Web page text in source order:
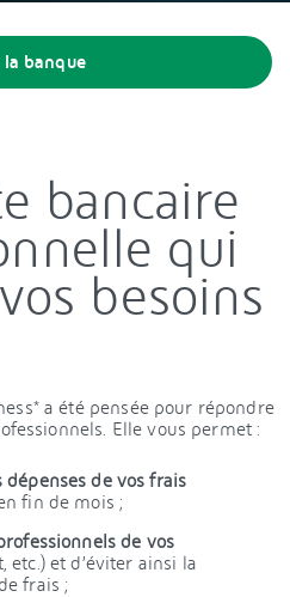
banque
bancaire
qui
besoins
a été pensée pour répondre
Elle vous permet :
dépenses de vos frais
fin de mois ;
de vos
etc.) et d’éviter ainsi la
frais ;